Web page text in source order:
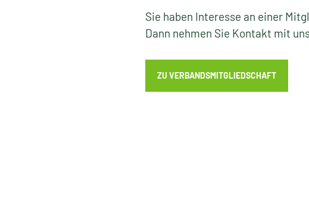
Sie haben Interesse an einer
Dann nehmen Sie Kontakt mit
ZU VERBANDSMITGLIEDSCHAFT